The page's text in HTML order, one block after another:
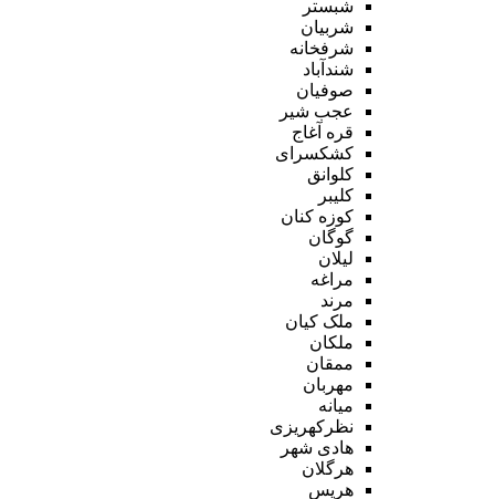
شبستر
شربیان
شرفخانه
شندآباد
صوفیان
عجب شیر
قره آغاج
کشکسرای
کلوانق
کلیبر
کوزه کنان
گوگان
لیلان
مراغه
مرند
ملک کیان
ملکان
ممقان
مهربان
میانه
نظرکهریزی
هادی شهر
هرگلان
هریس